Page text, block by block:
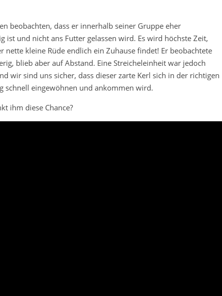
beobachten, dass er innerhalb seiner Gruppe eher
ist und nicht ans Futter gelassen wird. Es wird höchste Zeit,
nette kleine Rüde endlich ein Zuhause findet! Er beobachtete
blieb aber auf Abstand. Eine Streicheleinheit war jedoch
wir sind uns sicher, dass dieser zarte Kerl sich in der richtigen
schnell eingewöhnen und ankommen wird.
ihm diese Chance?